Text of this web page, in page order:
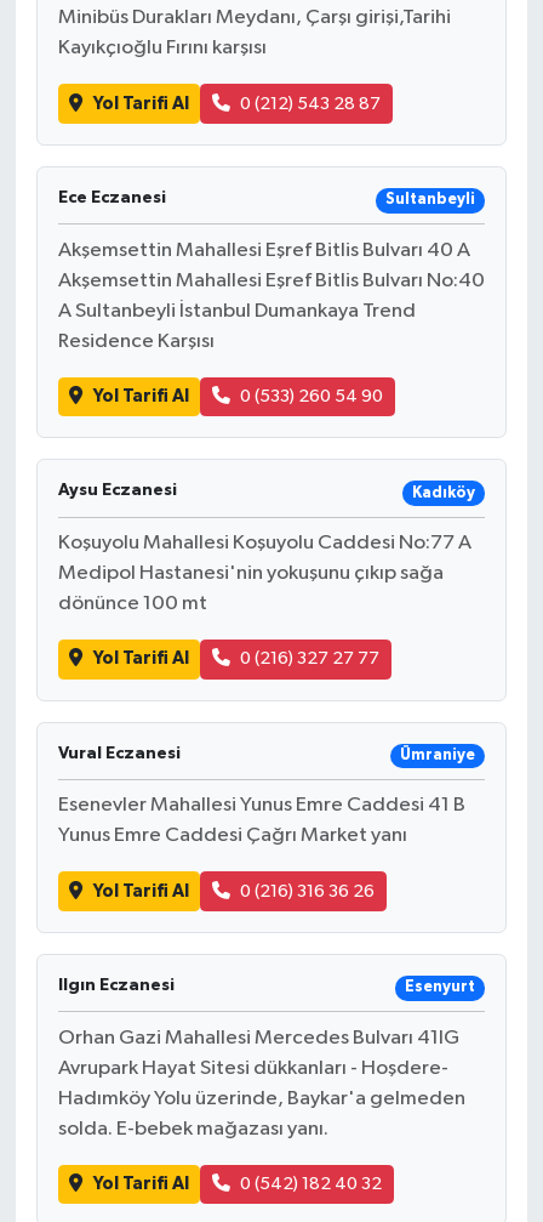
Minibüs Durakları Meydanı, Çarşı girişi,Tarihi
Kayıkçıoğlu Fırını karşısı
Yol Tarifi Al 0 (212) 543 28 87
Ece Eczanesi Sultanbeyli
Akşemsettin Mahallesi Eşref Bitlis Bulvarı 40 A
Akşemsettin Mahallesi Eşref Bitlis Bulvarı No:40
A Sultanbeyli İstanbul Dumankaya Trend
Residence Karşısı
Yol Tarifi Al 0 (533) 260 54 90
Aysu Eczanesi Kadıköy
Koşuyolu Mahallesi Koşuyolu Caddesi No:77 A
Medipol Hastanesi'nin yokuşunu çıkıp sağa
dönünce 100 mt
Yol Tarifi Al 0 (216) 327 27 77
Vural Eczanesi Ümraniye
Esenevler Mahallesi Yunus Emre Caddesi 41 B
Yunus Emre Caddesi Çağrı Market yanı
Yol Tarifi Al 0 (216) 316 36 26
Ilgın Eczanesi Esenyurt
Orhan Gazi Mahallesi Mercedes Bulvarı 41IG
Avrupark Hayat Sitesi dükkanları - Hoşdere-
Hadımköy Yolu üzerinde, Baykar'a gelmeden
solda. E-bebek mağazası yanı.
Yol Tarifi Al 0 (542) 182 40 32